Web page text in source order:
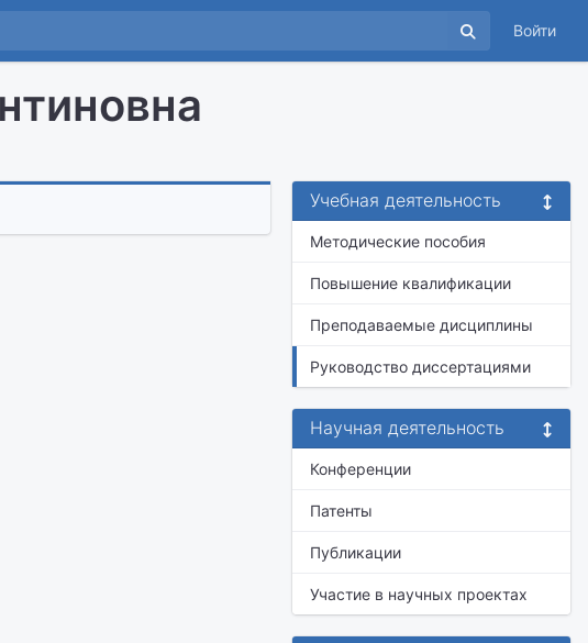
Войти
Учебная деятельность
Методические пособия
Повышение квалификации
Преподаваемые дисциплины
Руководство диссертациями
Научная деятельность
Конференции
Патенты
Публикации
Участие в научных проектах